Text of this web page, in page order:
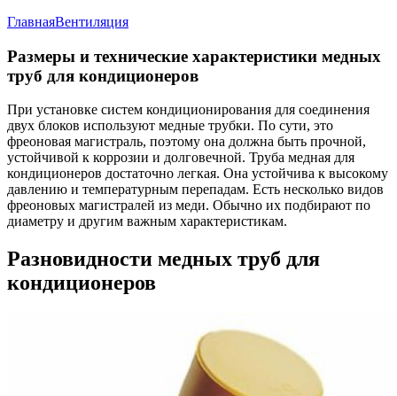
ГлавнаяВентиляция
Размеры и технические характеристики медных
труб для кондиционеров
При установке систем кондиционирования для соединения
двух блоков используют медные трубки. По сути, это
фреоновая магистраль, поэтому она должна быть прочной,
устойчивой к коррозии и долговечной. Труба медная для
кондиционеров достаточно легкая. Она устойчива к высокому
давлению и температурным перепадам. Есть несколько видов
фреоновых магистралей из меди. Обычно их подбирают по
диаметру и другим важным характеристикам.
Разновидности медных труб для
кондиционеров